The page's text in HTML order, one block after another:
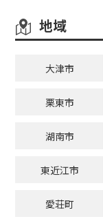
地域
大津市
栗東市
湖南市
東近江市
愛荘町